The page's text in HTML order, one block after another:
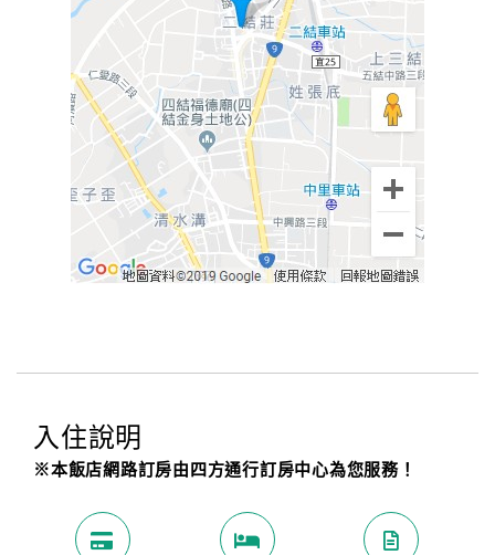
入住說明
※本飯店網路訂房由四方通行訂房中心為您服務！